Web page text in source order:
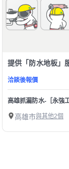
提供「防水地板」
洽談後報價
高雄抓漏防水-［永強
高雄市與其他2個